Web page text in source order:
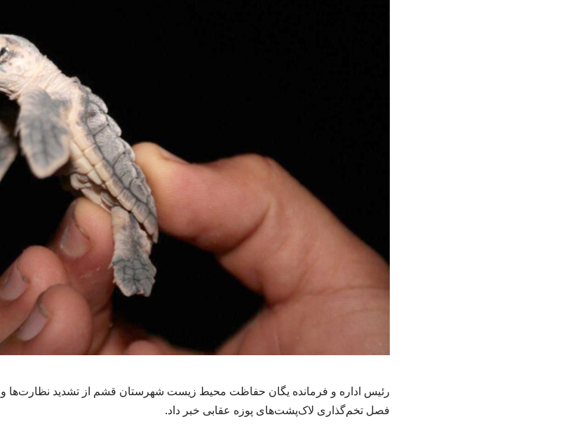
رئیس اداره و فرمانده یگان حفاظت محیط زیست شهرستان قشم از تشدید نظارت‌ها و
فصل تخم‌گذاری لاک‌پشت‌های پوزه عقابی خبر داد.